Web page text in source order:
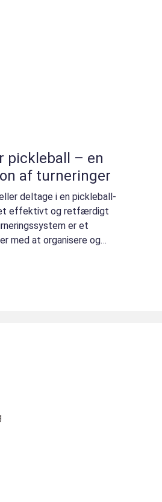
pickleball – en
af turneringer
deltage i en pickleball-
et effektivt og retfærdigt
er et
med at organisere og